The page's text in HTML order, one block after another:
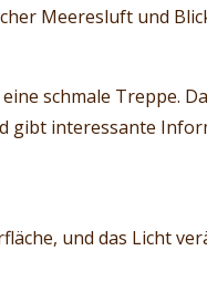
Meeresluft und
schmale Treppe.
gibt interessante
und das Licht